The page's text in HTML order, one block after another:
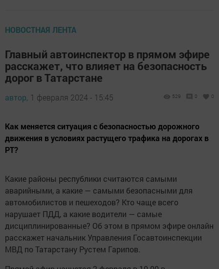
НОВОСТНАЯ ЛЕНТА
Главный автоинспектор в прямом эфире
расскажет, что влияет на безопасность
дорог в Татарстане
автор, 1 февраля 2024 - 15:45 529 0 0
Как меняется ситуация с безопасностью дорожного
движения в условиях растущего трафика на дорогах в
РТ?
Какие районы республики считаются самыми
аварийными, а какие — самыми безопасными для
автомобилистов и пешеходов? Кто чаще всего
нарушает ПДД, а какие водители — самые
дисциплинированные? Об этом в прямом эфире онлайн
расскажет начальник Управления Госавтоинспекции
МВД по Татарстану Рустем Гарипов.